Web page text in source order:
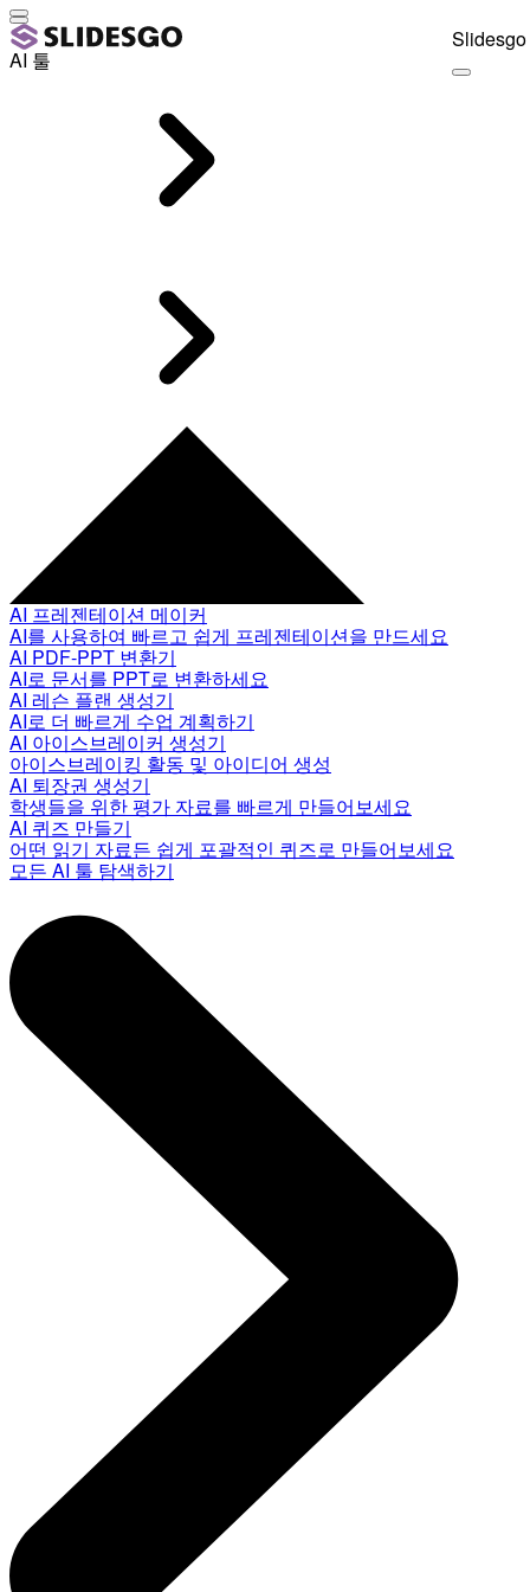
AI 툴
AI 프레젠테이션 메이커
AI를 사용하여 빠르고 쉽게 프레젠테이션을 만드세요
AI PDF-PPT 변환기
AI로 문서를 PPT로 변환하세요
AI 레슨 플랜 생성기
AI로 더 빠르게 수업 계획하기
AI 아이스브레이커 생성기
아이스브레이킹 활동 및 아이디어 생성
AI 퇴장권 생성기
학생들을 위한 평가 자료를 빠르게 만들어보세요
AI 퀴즈 만들기
어떤 읽기 자료든 쉽게 포괄적인 퀴즈로 만들어보세요
모든 AI 툴 탐색하기